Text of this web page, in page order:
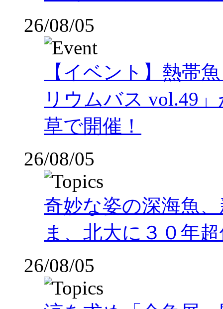
26/08/05
【イベント】熱帯
リウムバス vol.49
草で開催！
26/08/05
奇妙な姿の深海魚
ま、北大に３０年
26/08/05